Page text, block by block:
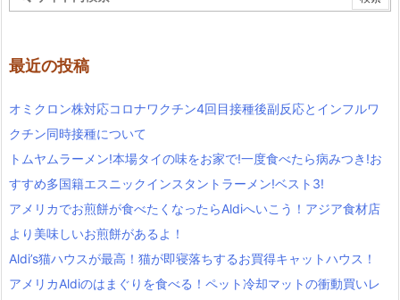
最近の投稿
オミクロン株対応コロナワクチン4回目接種後副反応とインフルワ
クチン同時接種について
トムヤムラーメン!本場タイの味をお家で!一度食べたら病みつき!お
すすめ多国籍エスニックインスタントラーメン!ベスト3!
アメリカでお煎餅が食べたくなったらAldiへいこう！アジア食材店
より美味しいお煎餅があるよ！
Aldi’s猫ハウスが最高！猫が即寝落ちするお買得キャットハウス！
アメリカAldiのはまぐりを食べる！ペット冷却マットの衝動買いレ